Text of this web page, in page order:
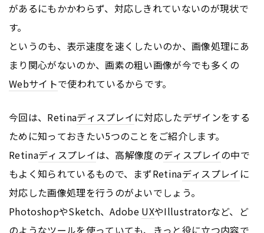
があるにもかかわらず、対応しきれていないのが現状で
す。
というのも、表示速度を速くしたいのか、画像処理にあ
まり関心がないのか、画素の粗い画像が今でも多くの
Webサイトで使われているからです。
今回は、Retinaディスプレイに対応したデザインをする
ために知っておきたい5つのことをご紹介します。
Retinaディスプレイは、高解像度のディスプレイの中で
もよく知られているもので、まずRetinaディスプレイ に
対応した画像処理を行うのがよいでしょう。
PhotoshopやSketch、Adobe UXやIllustratorなど、ど
のようなツールを使っていても、きっと役に立つ内容で